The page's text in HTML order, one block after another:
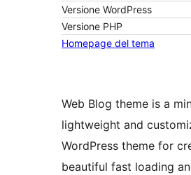
Versione WordPress
Versione PHP
Homepage del tema
Web Blog theme is a
lightweight and
WordPress theme for
beautiful fast loading